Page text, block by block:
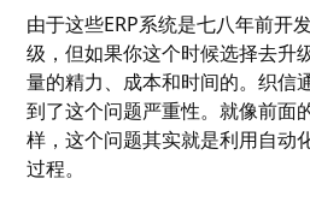
由于这些ERP系统是七八年前开
级，但如果你这个时候选择去升
量的精力、成本和时间的。织信
到了这个问题严重性。就像前面
样，这个问题其实就是利用自动
过程。